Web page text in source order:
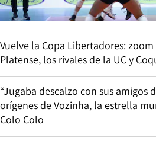
Vuelve la Copa Libertadores:
Platense, los rivales de la UC y
“Jugaba descalzo con sus amigos
orígenes de Vozinha, la estrella
Colo Colo